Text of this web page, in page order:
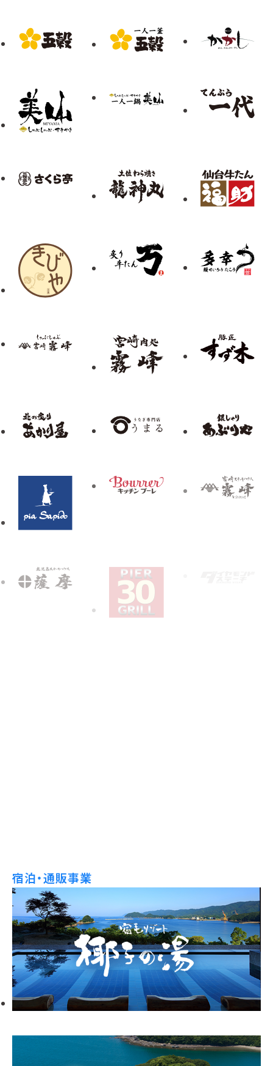
宿泊・通販事業